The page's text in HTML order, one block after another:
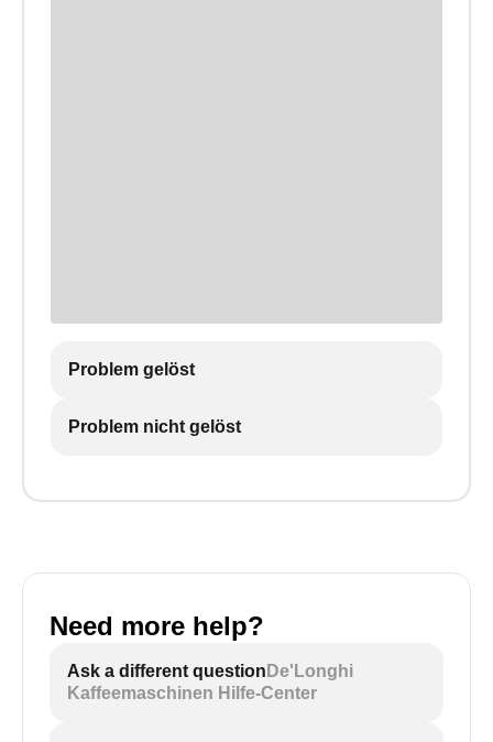
Problem gelöst
Problem nicht gelöst
Need more help?
Ask a different question De'Longhi
Kaffeemaschinen Hilfe-Center